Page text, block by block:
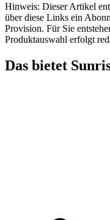
Hinweis: Dieser Artikel
über diese Links ein
Provision. Für Sie
Produktauswahl erfolgt
Das bietet